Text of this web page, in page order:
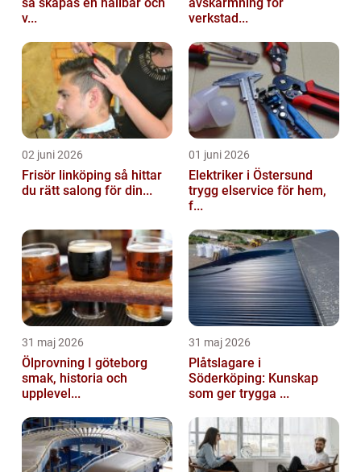
v...
verkstad...
02 juni 2026
Frisör linköping så hittar
du rätt salong för din...
01 juni 2026
Elektriker i Östersund
trygg elservice för hem,
f...
31 maj 2026
Ölprovning I göteborg
smak, historia och
upplevel...
31 maj 2026
Plåtslagare i
Söderköping: Kunskap
som ger trygga ...